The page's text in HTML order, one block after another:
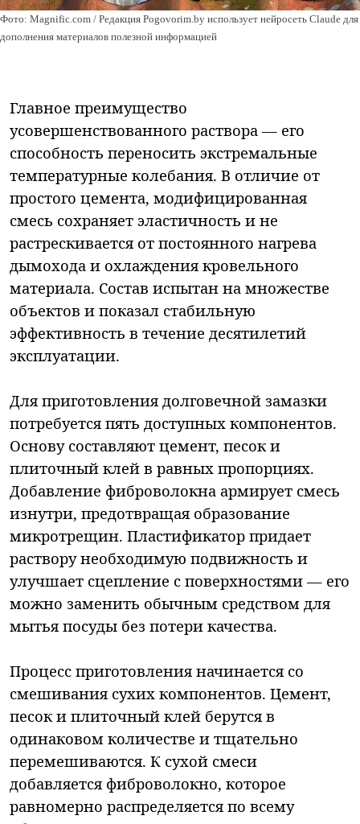
Фото: Magnific.com / Редакция Pogovorim.by использует нейросеть Claude для
дополнения материалов полезной информацией
Главное преимущество
усовершенствованного раствора — его
способность переносить экстремальные
температурные колебания. В отличие от
простого цемента, модифицированная
смесь сохраняет эластичность и не
растрескивается от постоянного нагрева
дымохода и охлаждения кровельного
материала. Состав испытан на множестве
объектов и показал стабильную
эффективность в течение десятилетий
эксплуатации.
Для приготовления долговечной замазки
потребуется пять доступных компонентов.
Основу составляют цемент, песок и
плиточный клей в равных пропорциях.
Добавление фиброволокна армирует смесь
изнутри, предотвращая образование
микротрещин. Пластификатор придает
раствору необходимую подвижность и
улучшает сцепление с поверхностями — его
можно заменить обычным средством для
мытья посуды без потери качества.
Процесс приготовления начинается со
смешивания сухих компонентов. Цемент,
песок и плиточный клей берутся в
одинаковом количестве и тщательно
перемешиваются. К сухой смеси
добавляется фиброволокно, которое
равномерно распределяется по всему